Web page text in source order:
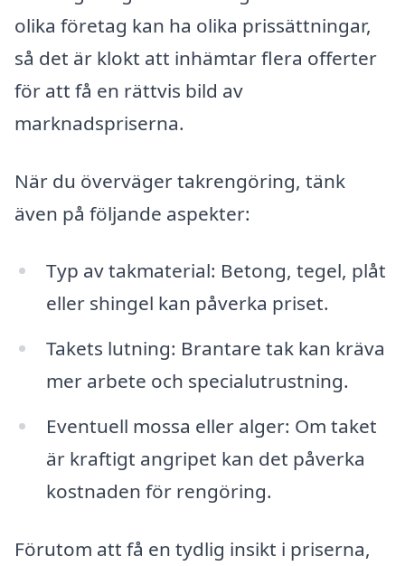
olika företag kan ha olika prissättningar,
så det är klokt att inhämtar flera offerter
för att få en rättvis bild av
marknadspriserna.
När du överväger takrengöring, tänk
även på följande aspekter:
Typ av takmaterial: Betong, tegel, plåt
eller shingel kan påverka priset.
Takets lutning: Brantare tak kan kräva
mer arbete och specialutrustning.
Eventuell mossa eller alger: Om taket
är kraftigt angripet kan det påverka
kostnaden för rengöring.
Förutom att få en tydlig insikt i priserna,